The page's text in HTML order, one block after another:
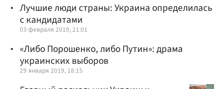
Лучшие люди страны: Украина определилась
с кандидатами
03 февраля 2019, 21:01
«Либо Порошенко, либо Путин»: драма
украинских выборов
29 января 2019, 18:15